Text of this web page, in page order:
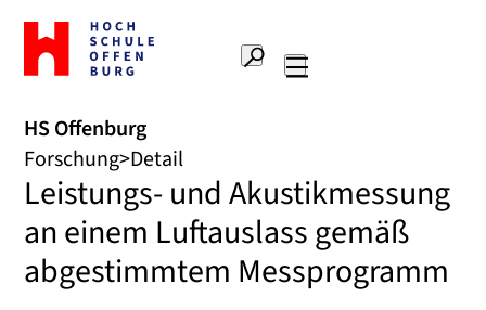
Zur
Startseite
Hochschule
Suche
HS Offenburg
Forschung Detail
Leistungs- und Akustikmessung
an einem Luftauslass gemäß
abgestimmtem Messprogramm